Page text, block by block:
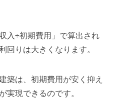
入÷初期費用」で算出され
回りは大きくなります。
築は、初期費用が安く抑え
実現できるのです。